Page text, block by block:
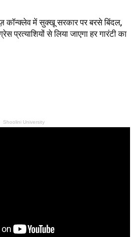
कॉन्क्लेव में सुक्खू सरकार पर बरसे बिंदल,
प्रत्याशियों से लिया जाएगा हर गारंटी का
Shoolini University